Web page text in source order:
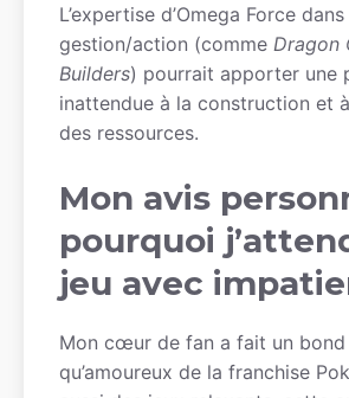
L’expertise d’Omega Force
gestion/action (comme Dragon
Builders) pourrait apporter une
inattendue à la construction et
des ressources.
Mon avis
pourquoi
jeu avec
Mon cœur de fan a fait un bond
qu’amoureux de la franchise